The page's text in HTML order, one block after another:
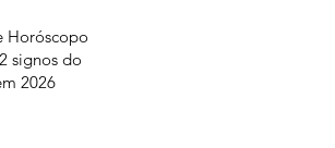
Horóscopo
signos do
2026